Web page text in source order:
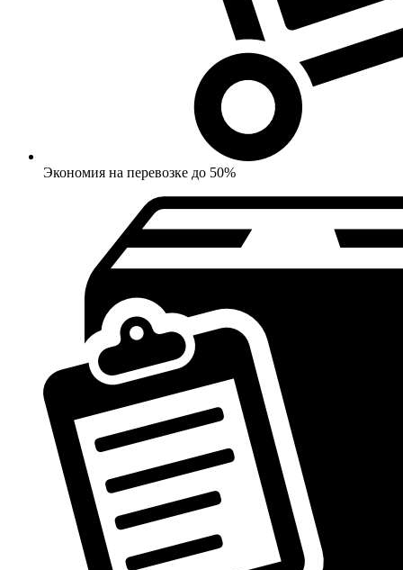
Экономия на перевозке до 50%